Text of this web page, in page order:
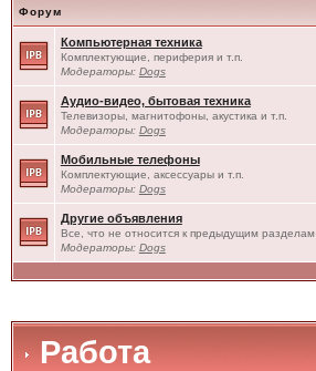
Форум
Компьютерная техника
Комплектующие, периферия и т.п.
Модераторы: Dogs
Аудио-видео, бытовая техника
Телевизоры, магнитофоны, акустика и т.п.
Модераторы: Dogs
Мобильные телефоны
Комплектующие, аксессуары и т.п.
Модераторы: Dogs
Другие объявления
Все, что не относится к предыдущим разделам
Модераторы: Dogs
Работа